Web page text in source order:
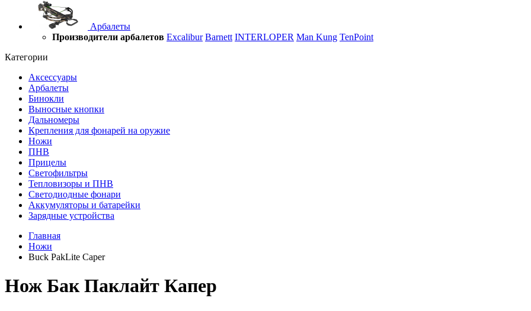
Арбалеты
Производители арбалетов Excalibur Barnett INTERLOPER Man Kung TenPoint
Категории
Аксессуары
Арбалеты
Бинокли
Выносные кнопки
Дальномеры
Крепления для фонарей на оружие
Ножи
ПНВ
Прицелы
Светофильтры
Тепловизоры и ПНВ
Светодиодные фонари
Аккумуляторы и батарейки
Зарядные устройства
Главная
Ножи
Buck PakLite Caper
Нож Бак Паклайт Капер